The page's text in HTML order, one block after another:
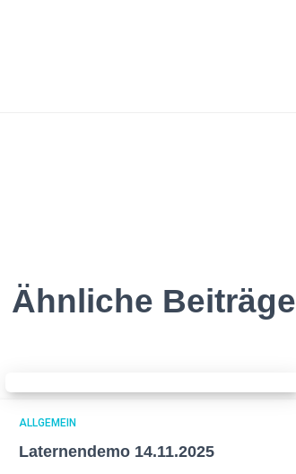
Ähnliche Beiträge
ALLGEMEIN
Laternendemo 14.11.2025